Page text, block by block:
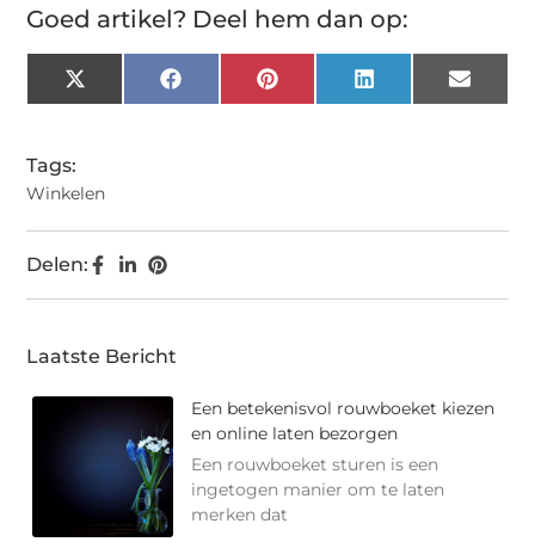
Goed artikel? Deel hem dan op:
X
(Twitter)
FacebookPinterest LinkedIn Email
Tags:
Winkelen
Delen:
Laatste Bericht
Een betekenisvol rouwboeket kiezen
en online laten bezorgen
Een rouwboeket sturen is een
ingetogen manier om te laten
merken dat